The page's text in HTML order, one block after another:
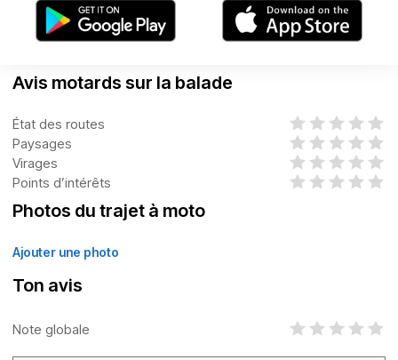
Avis motards sur la balade
État des routes
Paysages
Virages
Points d’intérêts
Photos du trajet à moto
Ajouter une photo
Ton avis
Note globale